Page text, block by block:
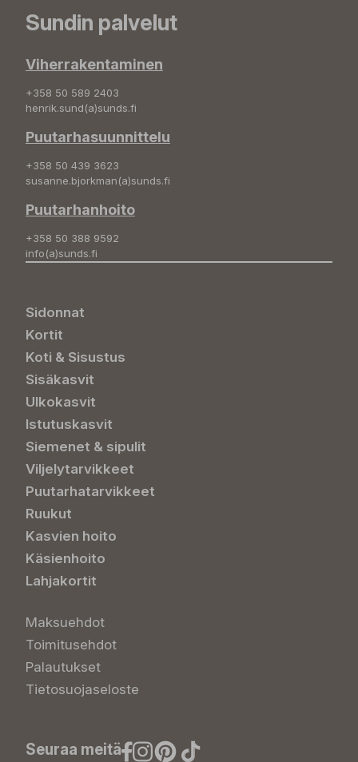
Sundin palvelut
Viherrakentaminen
+358 50 589 2403
henrik.sund(a)sunds.fi
Puutarhasuunnittelu
+358 50 439 3623
susanne.bjorkman(a)sunds.fi
Puutarhanhoito
+358 50 388 9592
info(a)sunds.fi
Sidonnat
Kortit
Koti & Sisustus
Sisäkasvit
Ulkokasvit
Istutuskasvit
Siemenet & sipulit
Viljelytarvikkeet
Puutarhatarvikkeet
Ruukut
Kasvien hoito
Käsienhoito
Lahjakortit
Maksuehdot
Toimitusehdot
Palautukset
Tietosuojaseloste
Seuraa meitä